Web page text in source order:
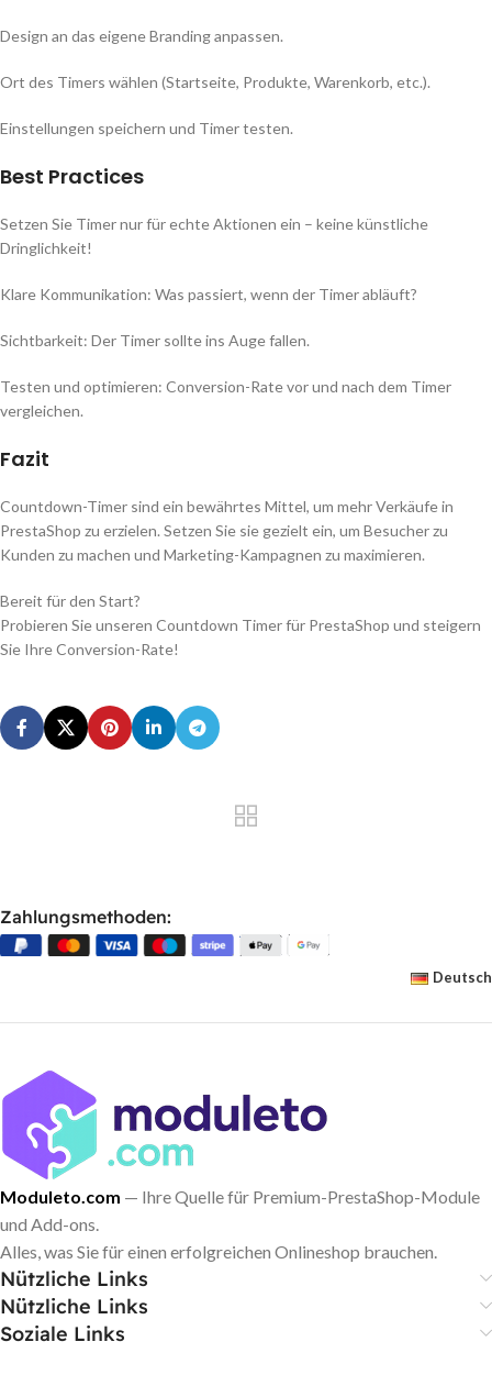
Design an das eigene Branding anpassen.
Ort des Timers wählen (Startseite, Produkte, Warenkorb, etc.).
Einstellungen speichern und Timer testen.
Best Practices
Setzen Sie Timer nur für echte Aktionen ein – keine künstliche
Dringlichkeit!
Klare Kommunikation: Was passiert, wenn der Timer abläuft?
Sichtbarkeit: Der Timer sollte ins Auge fallen.
Testen und optimieren: Conversion-Rate vor und nach dem Timer
vergleichen.
Fazit
Countdown-Timer sind ein bewährtes Mittel, um mehr Verkäufe in
PrestaShop zu erzielen. Setzen Sie sie gezielt ein, um Besucher zu
Kunden zu machen und Marketing-Kampagnen zu maximieren.
Bereit für den Start?
Probieren Sie unseren Countdown Timer für PrestaShop und steigern
Sie Ihre Conversion-Rate!
Zahlungsmethoden:
Deutsch
Moduleto.com — Ihre Quelle für Premium-PrestaShop-Module
und Add-ons.
Alles, was Sie für einen erfolgreichen Onlineshop brauchen.
Nützliche Links
Nützliche Links
Soziale Links